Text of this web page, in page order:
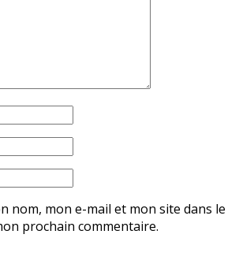
nom, mon e-mail et mon site dans le
prochain commentaire.